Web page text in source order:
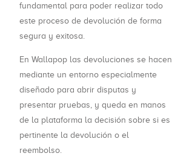
fundamental para poder realizar todo
este proceso de devolución de forma
segura y exitosa.
En Wallapop las devoluciones se hacen
mediante un entorno especialmente
diseñado para abrir disputas y
presentar pruebas, y queda en manos
de la plataforma la decisión sobre si es
pertinente la devolución o el
reembolso.